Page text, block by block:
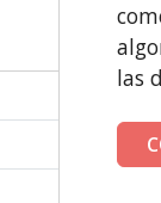
las